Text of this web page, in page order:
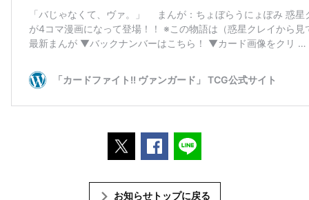
ポストするFacebookでシェアする
お知らせトップに戻る